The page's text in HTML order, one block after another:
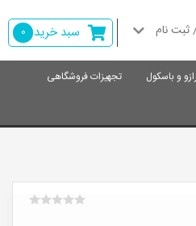
سبد خرید 0 ثبت نام
و باسکول
تجهیزات فروشگاهی